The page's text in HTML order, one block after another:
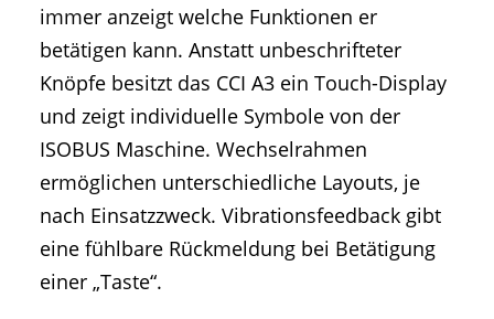
immer anzeigt welche Funktionen er
betätigen kann. Anstatt unbeschrifteter
Knöpfe besitzt das CCI A3 ein Touch-Display
und zeigt individuelle Symbole von der
ISOBUS Maschine. Wechselrahmen
ermöglichen unterschiedliche Layouts, je
nach Einsatzzweck. Vibrationsfeedback gibt
eine fühlbare Rückmeldung bei Betätigung
einer „Taste“.